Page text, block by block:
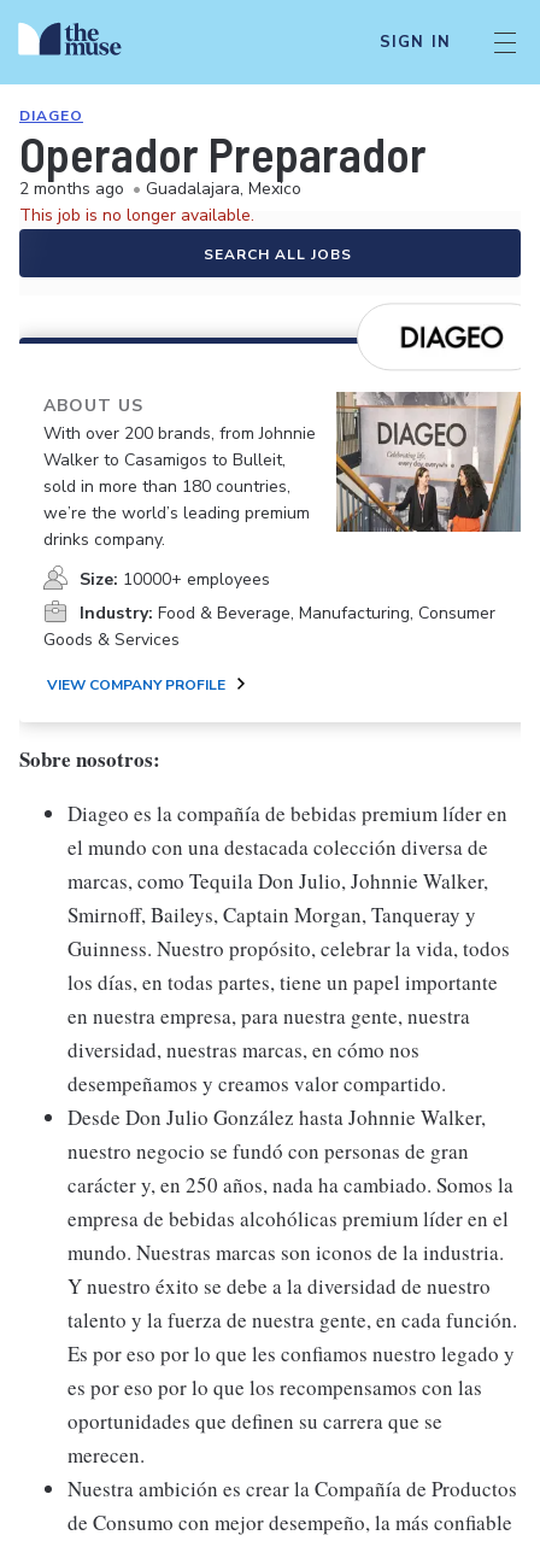
SIGN IN
DIAGEO
Operador Preparador
2 months ago • Guadalajara, Mexico
This job is no longer available.
SEARCH ALL JOBS
ABOUT US
With over 200 brands, from Johnnie
Walker to Casamigos to Bulleit,
sold in more than 180 countries,
we’re the world’s leading premium
drinks company.
Size: 10000+ employees
Industry: Food & Beverage, Manufacturing, Consumer
Goods & Services
VIEW COMPANY PROFILE
Sobre nosotros:
Diageo es la compañía de bebidas premium líder en
el mundo con una destacada colección diversa de
marcas, como Tequila Don Julio, Johnnie Walker,
Smirnoff, Baileys, Captain Morgan, Tanqueray y
Guinness. Nuestro propósito, celebrar la vida, todos
los días, en todas partes, tiene un papel importante
en nuestra empresa, para nuestra gente, nuestra
diversidad, nuestras marcas, en cómo nos
desempeñamos y creamos valor compartido.
Desde Don Julio González hasta Johnnie Walker,
nuestro negocio se fundó con personas de gran
carácter y, en 250 años, nada ha cambiado. Somos la
empresa de bebidas alcohólicas premium líder en el
mundo. Nuestras marcas son iconos de la industria.
Y nuestro éxito se debe a la diversidad de nuestro
talento y la fuerza de nuestra gente, en cada función.
Es por eso por lo que les confiamos nuestro legado y
es por eso por lo que los recompensamos con las
oportunidades que definen su carrera que se
merecen.
Nuestra ambición es crear la Compañía de Productos
de Consumo con mejor desempeño, la más confiable